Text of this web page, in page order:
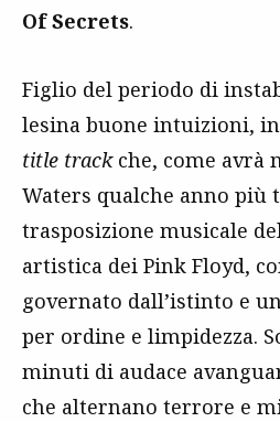
Of Secrets.
Figlio del periodo di
lesina buone intuizioni,
title trackche, come avrà
Waters qualche anno più
trasposizione musicale
artistica dei Pink Floyd,
governato dall’istinto e
per ordine e limpidezza.
minuti di audace
che alternano terrore e